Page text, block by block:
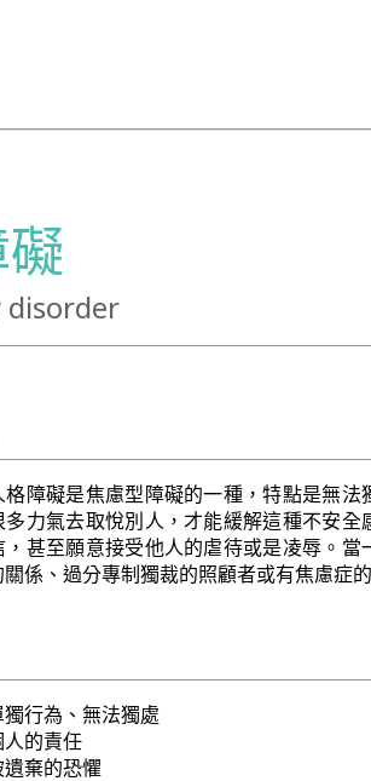
格障礙是焦慮型障礙的一種，特點是無
多力氣去取悅別人，才能緩解這種不安
，甚至願意接受他人的虐待或是凌辱。
係、過分專制獨裁的照顧者或有焦慮症
行為、無法獨處
的責任
棄的恐懼